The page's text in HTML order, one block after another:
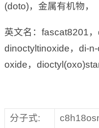
(doto)，金属有机物，
英文名：fascat8201，
dinoctyltinoxide，di-
oxide，
分子式: